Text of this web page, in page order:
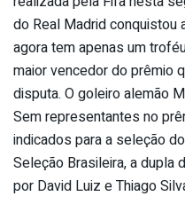
do Real Madrid conquistou
agora tem apenas um
maior vencedor do prêmio
disputa. O goleiro alemão
Sem representantes no
indicados para a seleção
Seleção Brasileira, a dupla
por David Luiz e Thiago